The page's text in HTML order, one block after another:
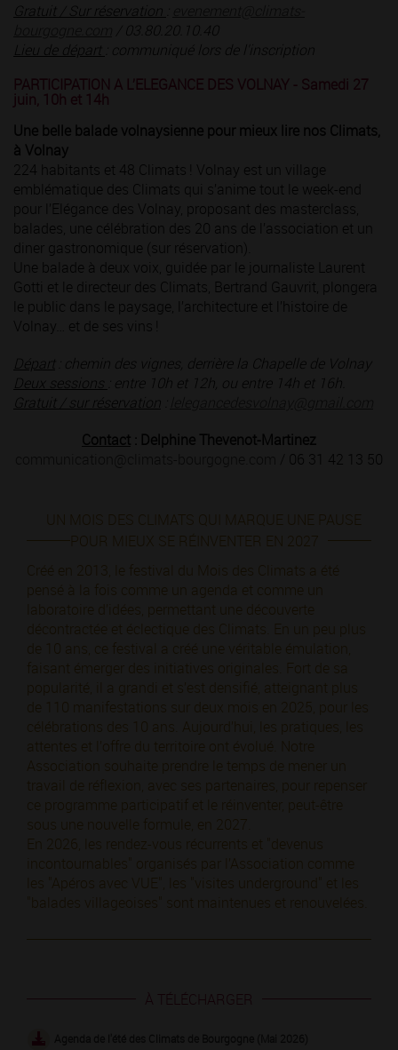
Gratuit / Sur réservation
/ 03.80.20.10.40
Lieu de départ
: communiqué lors de l'inscription
PARTICIPATION A L’ELEGANCE DES VOLNAY - Samedi 27
juin, 10h et 14h
Une belle balade volnaysienne pour mieux lire nos Climats,
à Volnay
224 habitants et 48 Climats ! Volnay est un village
emblématique des Climats qui s’anime tout le week-end
pour l’Elégance des Volnay, proposant des masterclass,
balades, une célébration des 20 ans de l’association et un
diner gastronomique (sur réservation).
Une balade à deux voix, guidée par le journaliste Laurent
Gotti et le directeur des Climats, Bertrand Gauvrit, plongera
le public dans le paysage, l’architecture et l’histoire de
Volnay… et de ses vins !
Départ : chemin des vignes, derrière la Chapelle de Volnay
Deux sessions
: entre 10h et 12h, ou entre 14h et 16h.
Gratuit / sur réservation
Contact : Delphine Thevenot-Martinez
/ 06 31 42 13 50
UN MOIS DES CLIMATS QUI MARQUE UNE PAUSE
POUR MIEUX SE RÉINVENTER EN 2027
Créé en 2013, le festival du Mois des Climats a été
pensé à la fois comme un agenda et comme un
laboratoire d’idées, permettant une découverte
décontractée et éclectique des Climats. En un peu plus
de 10 ans, ce festival a créé une véritable émulation,
faisant émerger des initiatives originales. Fort de sa
popularité, il a grandi et s’est densifié, atteignant plus
de 110 manifestations sur deux mois en 2025, pour les
célébrations des 10 ans. Aujourd’hui, les pratiques, les
attentes et l’offre du territoire ont évolué. Notre
Association souhaite prendre le temps de mener un
travail de réflexion, avec ses partenaires, pour repenser
ce programme participatif et le réinventer, peut-être
sous une nouvelle formule, en 2027.
En 2026, les rendez-vous récurrents et "devenus
incontournables" organisés par l’Association comme
les "Apéros avec VUE", les "visites underground" et les
"balades villageoises" sont maintenues et renouvelées.
À TÉLÉCHARGER